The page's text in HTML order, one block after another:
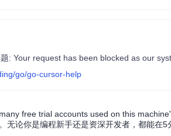
go/go-cursor-help
free trial accounts used on this
无论你是编程新手还是资深开发者，都能在